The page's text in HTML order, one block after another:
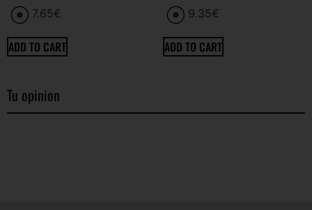
7.65€
ADD TO CART
9.35€
ADD TO CART
Tu opinion